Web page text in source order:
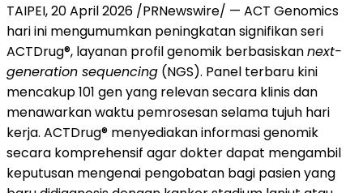
TAIPEI, 20 April 2026 /PRNewswire/ — ACT Genomics
hari ini mengumumkan peningkatan signifikan seri
ACTDrug®, layanan profil genomik berbasiskannext-
generation sequencing (NGS). Panel terbaru kini
mencakup 101 gen yang relevan secara klinis dan
menawarkan waktu pemrosesan selama tujuh hari
kerja. ACTDrug® menyediakan informasi genomik
secara komprehensif agar dokter dapat mengambil
keputusan mengenai pengobatan bagi pasien yang